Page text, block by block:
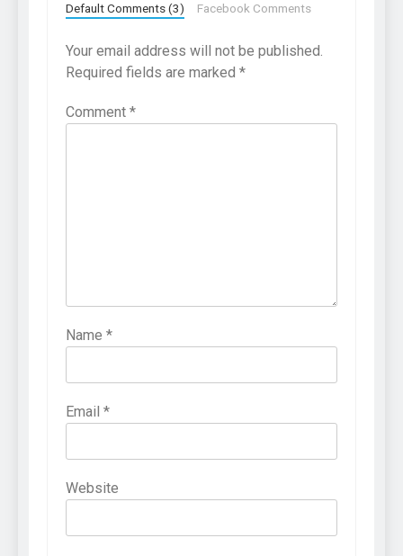
Default Comments (3) Facebook Comments
Your email address will not be published.
Required fields are marked *
Comment *
Name *
Email *
Website